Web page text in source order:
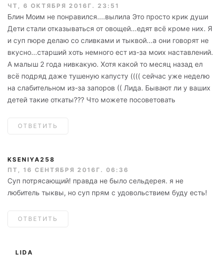
ЧТ, 6 ОКТЯБРЯ 2016Г. 23:51
Блин Моим не понравился....вылила Это просто крик души
Дети стали отказываться от овощей...едят всё кроме них. Я
и суп пюре делаю со сливками и тыквой...а они говорят не
вкусно...старший хоть немного ест из-за моих наставлений.
А малыш 2 года нивкакую. Хотя какой то месяц назад ел
всё подряд даже тушеную капусту (((( сейчас уже неделю
на слабительном из-за запоров (( Лида. Бывают ли у ваших
детей такие откаты??? Что можете посоветовать
ОТВЕТИТЬ
KSENIYA258
ПТ, 16 СЕНТЯБРЯ 2016Г. 06:36
Суп потрясающий! правда не было сельдерея. я не
любитель тыквы, но суп прям с удовольствием буду есть!
ОТВЕТИТЬ
LIDA